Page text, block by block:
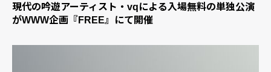
現代の吟遊アーティスト・vqによる入場無料の単独公演
がWWW企画『FREE』にて開催